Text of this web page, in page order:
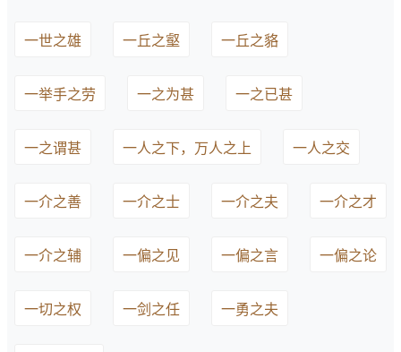
一世之雄 一丘之壑 一丘之貉
一举手之劳 一之为甚 一之已甚
一之谓甚 一人之下，万人之上 一人之交
一介之善 一介之士 一介之夫 一介之才
一介之辅 一偏之见 一偏之言 一偏之论
一切之权 一剑之任 一勇之夫